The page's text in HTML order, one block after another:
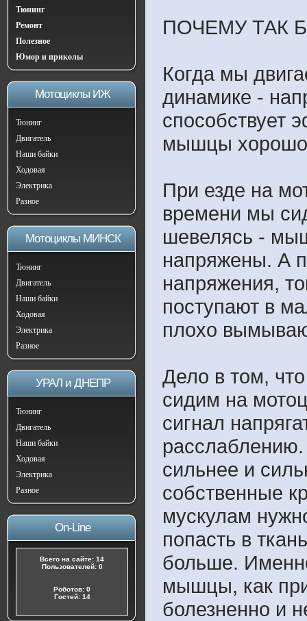
Тюнинг
Ремонт
Полезное
Юмор и приколы
Мотоциклы ИЖ
Тюнинг
Двигатель
Наши байки
Ходовая
Электрика
Разное
Мотоциклы МИНСК
Тюнинг
Двигатель
Наши байки
Ходовая
Электрика
Разное
УРАЛ и ДНЕПР
Тюнинг
Двигатель
Наши байки
Ходовая
Электрика
Разное
On-Line
Всего на сайте: 14
Пользователей: 0
Роботов: 0
Гостей: 14
ПОЧЕМУ ТАК
Когда мы
динамике -
способствует
мышцы хорошо
При езде на
времени мы
шевелясь -
напряжены. А
напряжения,
поступают в
плохо
Дело в том,
сидим на
сигнал
сильнее и
собственные
мускулам
попасть в
больше.
мышцы, как
болезненно и